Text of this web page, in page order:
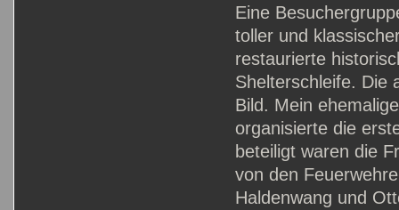
Eine
toller und
restaurierte
Shelterschleife. Die
Bild. Mein
organisierte die
beteiligt waren die
von den
Haldenwang und